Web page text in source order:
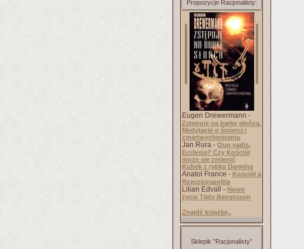
Propozycje Racjonalisty:
Eugen Drewermann -
Zstępuję na barkę słońca.
Medytacje o śmierci i
zmartwychwstaniu
Jan Rura - Quo vadis,
Ecclesia? Czy Kościół
może się zmienić
Kubek z rybką Darwina
Anatol France - Kościół a
Rzeczpospolita
Lilian Edvall - Nowe
życie Tildy Bengtsson
Znajdź książkę..
Sklepik "Racjonalisty"